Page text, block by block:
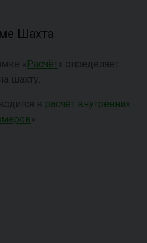
Шахта
« Расчёт » определяет
шахту.
в расчёт внутренних
».